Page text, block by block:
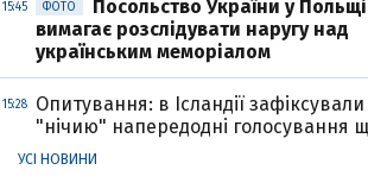
15:45 ФОТО
Посольство України у Польщі
вимагає розслідувати наругу над
українським меморіалом
15:28
Опитування: в Ісландії зафіксували
"нічию" напередодні голосування
УСІ НОВИНИ